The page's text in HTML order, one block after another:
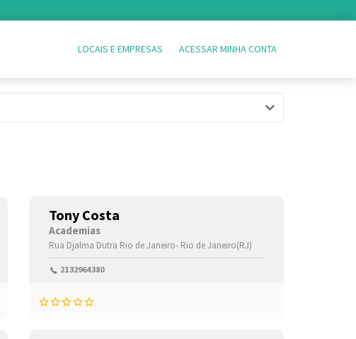
LOCAIS E EMPRESAS ACESSAR MINHA CONTA
Rio de Janeiro(RJ),24358580
Tony Costa
Academias
Rua Djalma Dutra Rio de Janeiro- Rio de Janeiro(RJ)
2132964380